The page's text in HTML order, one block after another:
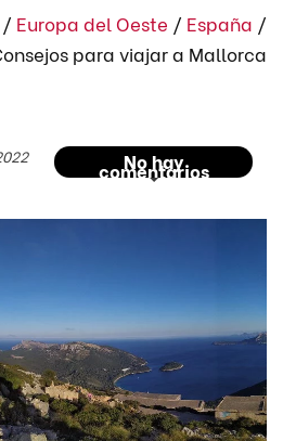
/ Europa del Oeste / España /
para viajar a Mallorca
No hay
comentarios